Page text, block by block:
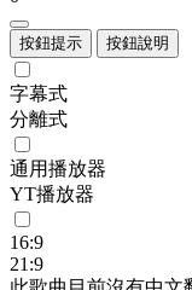
按鈕提示 按鈕說明
字幕式
分離式
通用播放器
YT播放器
16:9
21:9